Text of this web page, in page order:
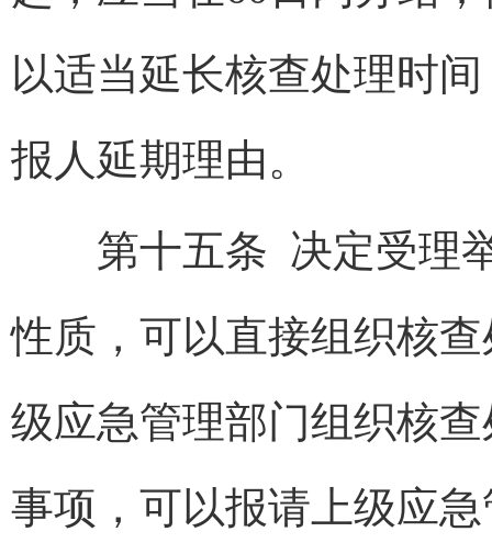
以适当延长核查处理时
报人延期理由。
第十五条 决定受理举
性质，可以直接组织核
级应急管理部门组织核
事项，可以报请上级应